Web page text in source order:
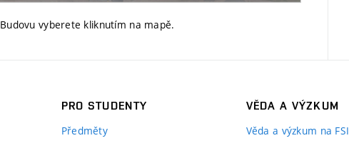
Budovu vyberete kliknutím na mapě.
PRO STUDENTY
Předměty
VĚDA A VÝZKUM
Věda a výzkum na FSI